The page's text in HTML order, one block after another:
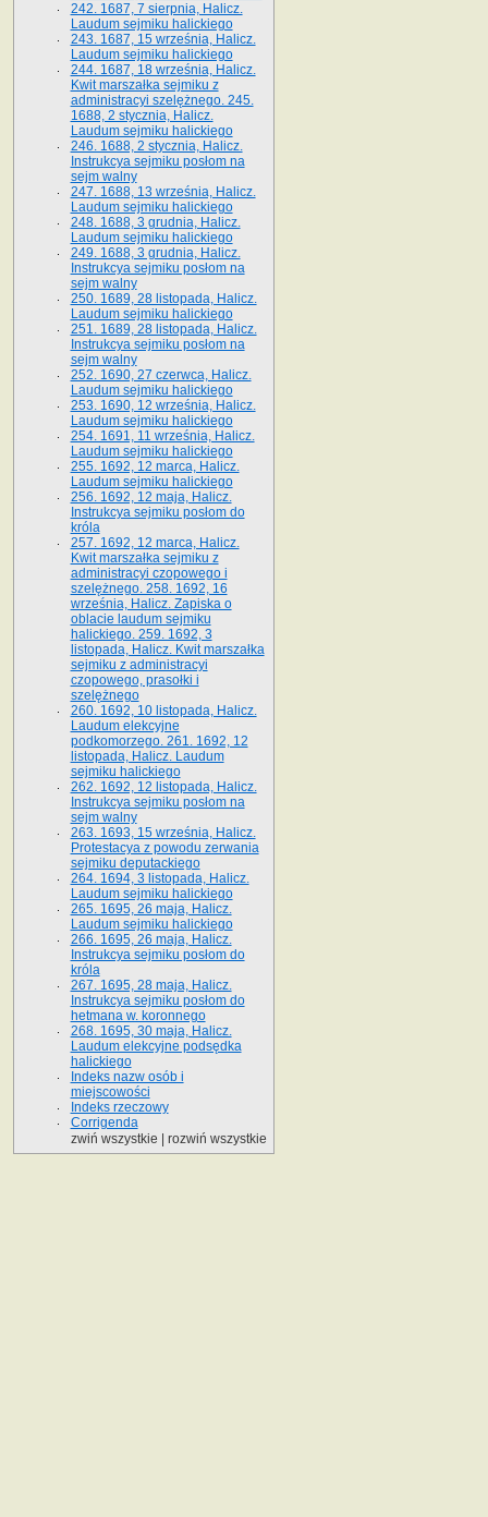
242. 1687, 7 sierpnia, Halicz.
Laudum sejmiku halickiego
243. 1687, 15 września, Halicz.
Laudum sejmiku halickiego
244. 1687, 18 września, Halicz.
Kwit marszałka sejmiku z
administracyi szelężnego. 245.
1688, 2 stycznia, Halicz.
Laudum sejmiku halickiego
246. 1688, 2 stycznia, Halicz.
Instrukcya sejmiku posłom na
sejm walny
247. 1688, 13 września, Halicz.
Laudum sejmiku halickiego
248. 1688, 3 grudnia, Halicz.
Laudum sejmiku halickiego
249. 1688, 3 grudnia, Halicz.
Instrukcya sejmiku posłom na
sejm walny
250. 1689, 28 listopada, Halicz.
Laudum sejmiku halickiego
251. 1689, 28 listopada, Halicz.
Instrukcya sejmiku posłom na
sejm walny
252. 1690, 27 czerwca, Halicz.
Laudum sejmiku halickiego
253. 1690, 12 września, Halicz.
Laudum sejmiku halickiego
254. 1691, 11 września, Halicz.
Laudum sejmiku halickiego
255. 1692, 12 marca, Halicz.
Laudum sejmiku halickiego
256. 1692, 12 maja, Halicz.
Instrukcya sejmiku posłom do
króla
257. 1692, 12 marca, Halicz.
Kwit marszałka sejmiku z
administracyi czopowego i
szelężnego. 258. 1692, 16
września, Halicz. Zapiska o
oblacie laudum sejmiku
halickiego. 259. 1692, 3
listopada, Halicz. Kwit marszałka
sejmiku z administracyi
czopowego, prasołki i
szelężnego
260. 1692, 10 listopada, Halicz.
Laudum elekcyjne
podkomorzego. 261. 1692, 12
listopada, Halicz. Laudum
sejmiku halickiego
262. 1692, 12 listopada, Halicz.
Instrukcya sejmiku posłom na
sejm walny
263. 1693, 15 września, Halicz.
Protestacya z powodu zerwania
sejmiku deputackiego
264. 1694, 3 listopada, Halicz.
Laudum sejmiku halickiego
265. 1695, 26 maja, Halicz.
Laudum sejmiku halickiego
266. 1695, 26 maja, Halicz.
Instrukcya sejmiku posłom do
króla
267. 1695, 28 maja, Halicz.
Instrukcya sejmiku posłom do
hetmana w. koronnego
268. 1695, 30 maja, Halicz.
Laudum elekcyjne podsędka
halickiego
Indeks nazw osób i
miejscowości
Indeks rzeczowy
Corrigenda
zwiń wszystkie
rozwiń wszystkie